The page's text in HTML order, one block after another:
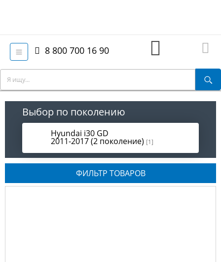
8 800 700 16 90
Выбор по поколению
Hyundai i30 GD
2011-2017 (2 поколение) [1]
ФИЛЬТР ТОВАРОВ